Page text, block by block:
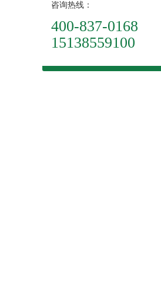
咨询热线：
400-837-0168
15138559100